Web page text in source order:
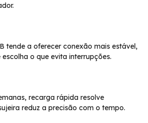
tende a oferecer conexão mais estável,
o que evita interrupções.
recarga rápida resolve
reduz a precisão com o tempo.